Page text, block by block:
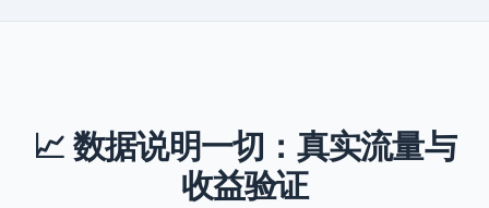
📈 数据说明一切：真实流量与
收益验证